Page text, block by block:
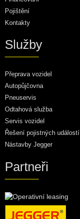
Pojištění
Kontakty
Služby
Přeprava vozidel
Autopůjčovna
Pneuservis
Odtahová služba
Servis vozidel
Řešení pojistných událostí
Nástavby Jegger
Partneři